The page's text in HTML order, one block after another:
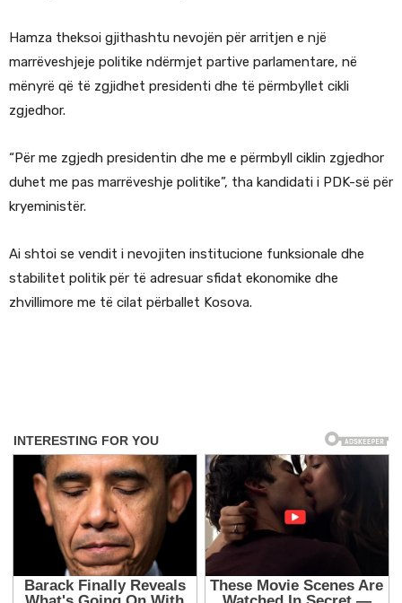
Hamza theksoi gjithashtu nevojën për arritjen e një
marrëveshjeje politike ndërmjet partive parlamentare, në
mënyrë që të zgjidhet presidenti dhe të përmbyllet cikli
zgjedhor.
“Për me zgjedh presidentin dhe me e përmbyll ciklin zgjedhor
duhet me pas marrëveshje politike”, tha kandidati i PDK-së për
kryeministër.
Ai shtoi se vendit i nevojiten institucione funksionale dhe
stabilitet politik për të adresuar sfidat ekonomike dhe
zhvillimore me të cilat përballet Kosova.